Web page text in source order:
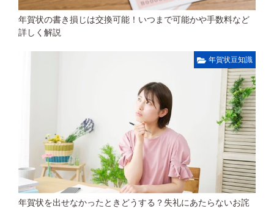
年賀状の書き損じは交換可能！いつまで可能かや手数料など
詳しく解説
年賀状豆知識
年賀状を出せなかったときどうする？失礼にあたらないお詫